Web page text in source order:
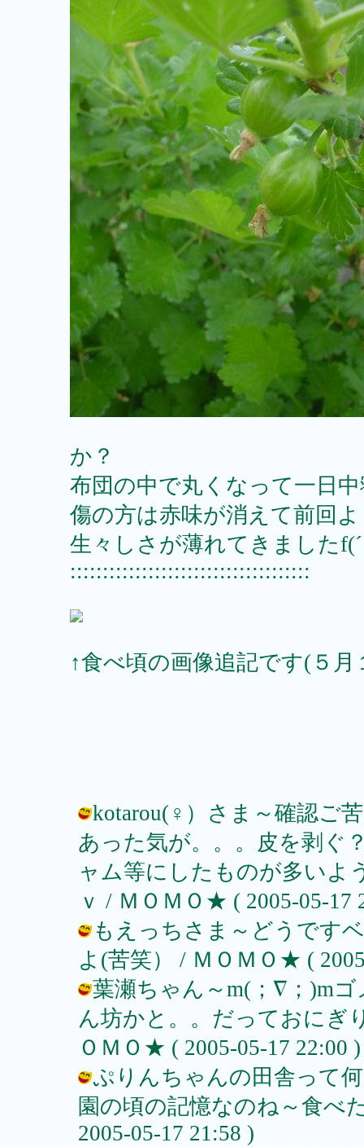
か？
布団の中で丸くなって一日
傷の方は赤味が消えて前回
生々しさが薄れてきました
:::::::::::::::::::::::::::::::::::::
↑食べ頃の画像追記です(５月
kotarou(♀）さま～確認ご
あった気が。。。皮を剥ぐ
ャム等にしたものが多いよ
ｖ / ＭＯＭＯ★ ( 2005-05-17
もえっちさま～どうです
よ(苦笑） / ＭＯＭＯ★ (
葉瀬ちゃん～m(；∇；)m
ん坊かと。。だっておにぎ
ＯＭＯ★ ( 2005-05-17 22:00 )
ぷりんちゃんの田舎って
園の頃の記憶なのね～食べ
2005-05-17 21:58 )